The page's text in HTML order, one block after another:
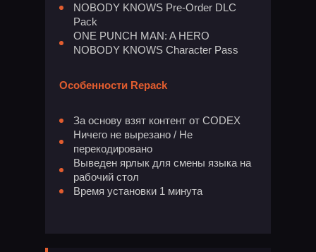
NOBODY KNOWS Pre-Order DLC
Pack
ONE PUNCH MAN: A HERO
NOBODY KNOWS Character Pass
Особенности Repack
За основу взят контент от CODEX
Ничего не вырезано / Не
перекодировано
Выведен ярлык для смены языка на
рабочий стол
Время установки 1 минута